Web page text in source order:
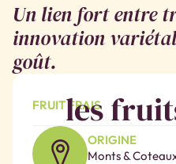
Un lien fort entre
innovation
goût.
FRUIT FRAIS
les
ORIGINE
Monts &